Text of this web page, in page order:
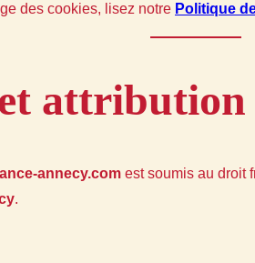
des cookies, lisez notre Politique
annecy.com est soumis au droit
.